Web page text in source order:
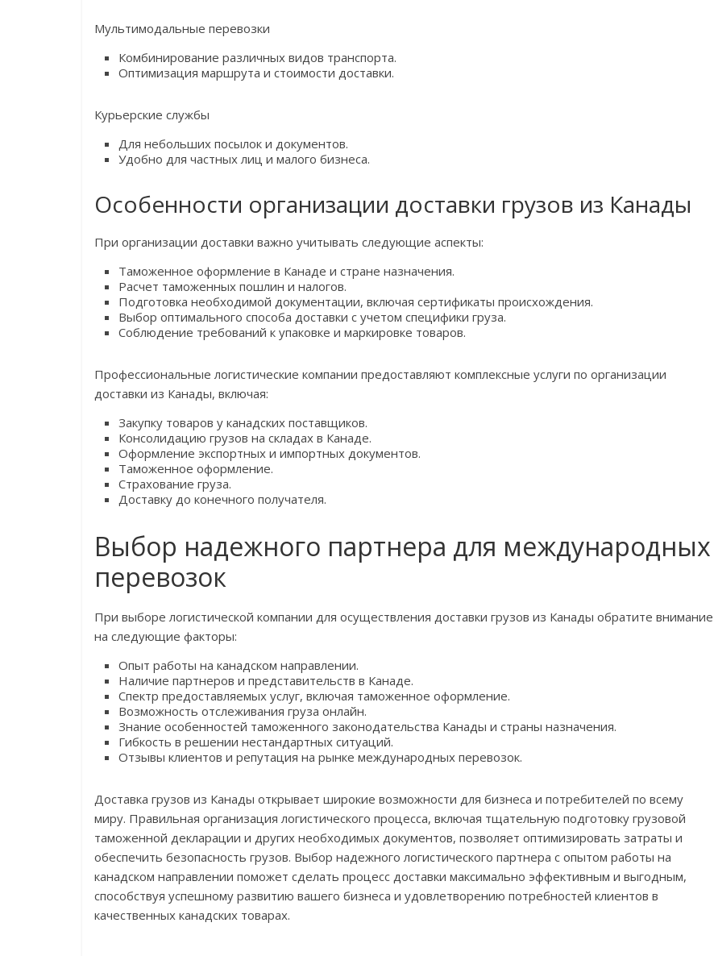
Мультимодальные перевозки
Комбинирование различных видов транспорта.
Оптимизация маршрута и стоимости доставки.
Курьерские службы
Для небольших посылок и документов.
Удобно для частных лиц и малого бизнеса.
Особенности организации доставки грузов из Канады
При организации доставки важно учитывать следующие аспекты:
Таможенное оформление в Канаде и стране назначения.
Расчет таможенных пошлин и налогов.
Подготовка необходимой документации, включая сертификаты происхождения.
Выбор оптимального способа доставки с учетом специфики груза.
Соблюдение требований к упаковке и маркировке товаров.
Профессиональные логистические компании предоставляют комплексные услуги по организации
доставки из Канады, включая:
Закупку товаров у канадских поставщиков.
Консолидацию грузов на складах в Канаде.
Оформление экспортных и импортных документов.
Таможенное оформление.
Страхование груза.
Доставку до конечного получателя.
Выбор надежного партнера для международных
перевозок
При выборе логистической компании для осуществления доставки грузов из Канады обратите внимание
на следующие факторы:
Опыт работы на канадском направлении.
Наличие партнеров и представительств в Канаде.
Спектр предоставляемых услуг, включая таможенное оформление.
Возможность отслеживания груза онлайн.
Знание особенностей таможенного законодательства Канады и страны назначения.
Гибкость в решении нестандартных ситуаций.
Отзывы клиентов и репутация на рынке международных перевозок.
Доставка грузов из Канады открывает широкие возможности для бизнеса и потребителей по всему
миру. Правильная организация логистического процесса, включая тщательную подготовку грузовой
таможенной декларации и других необходимых документов, позволяет оптимизировать затраты и
обеспечить безопасность грузов. Выбор надежного логистического партнера с опытом работы на
канадском направлении поможет сделать процесс доставки максимально эффективным и выгодным,
способствуя успешному развитию вашего бизнеса и удовлетворению потребностей клиентов в
качественных канадских товарах.